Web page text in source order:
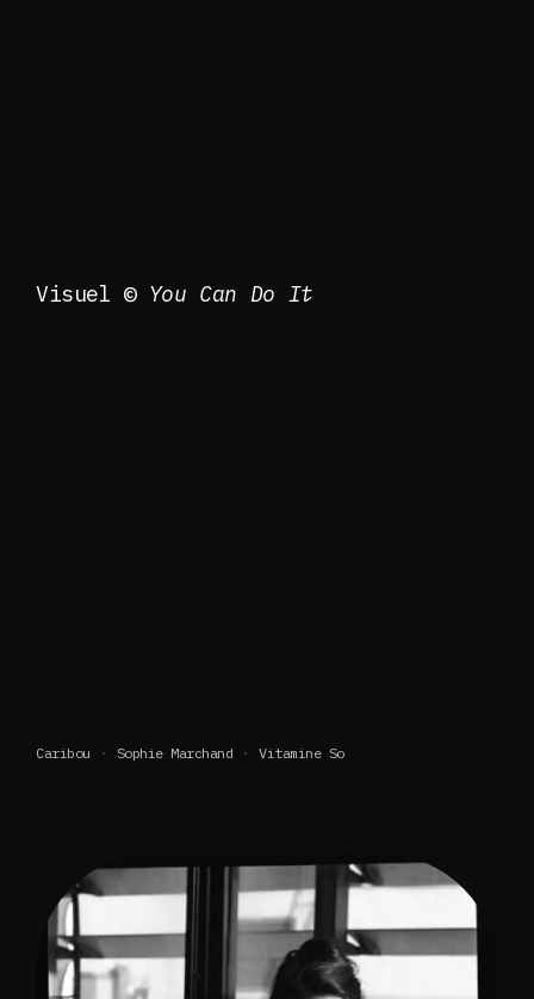
Visuel © You Can Do It
Caribou Sophie Marchand Vitamine So